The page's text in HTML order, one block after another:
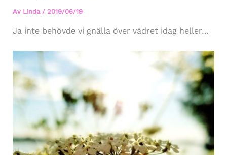
Av Linda / 2019/06/19
Ja inte behövde vi gnälla över vädret idag heller…